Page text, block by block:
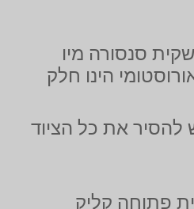
סנסורה מיו
הינו חלק
את כל הציוד
פתוחה קליק